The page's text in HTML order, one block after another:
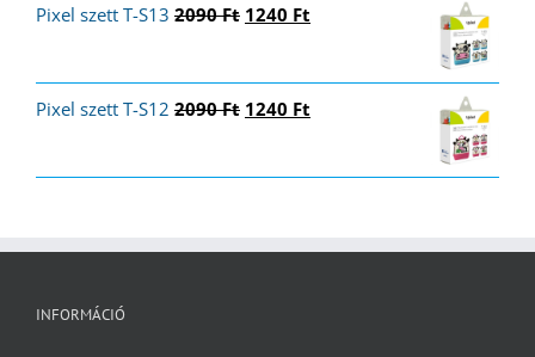
Pixel szett T-S13 2090Ft Original
1240 Ft
Pixel szett T-S12 2090Ft Original
1240 Ft
INFORMÁCIÓ